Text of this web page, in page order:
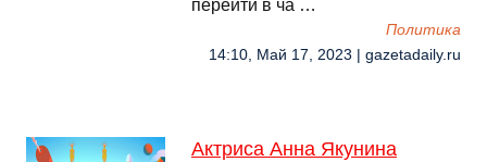
перейти в ча …
Политика
14:10, Май 17, 2023 | gazetadaily.ru
Актриса Анна Якунина